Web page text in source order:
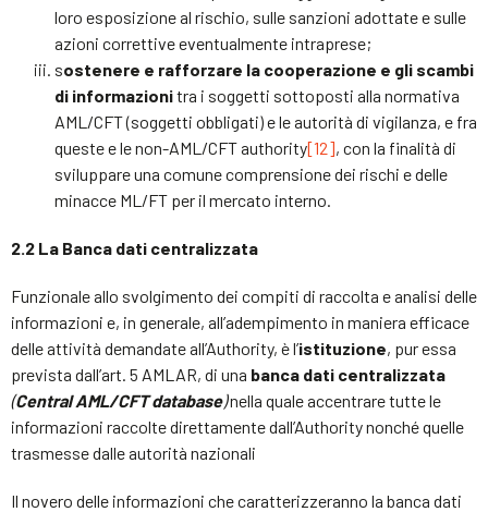
loro esposizione al rischio, sulle sanzioni adottate e sulle
azioni correttive eventualmente intraprese;
sostenere e rafforzare la cooperazione e gli scambi
di informazionitra i soggetti sottoposti alla normativa
AML/CFT (soggetti obbligati) e le autorità di vigilanza, e fra
queste e le non-AML/CFT authority[12], con la finalità di
sviluppare una comune comprensione dei rischi e delle
minacce ML/FT per il mercato interno.
2.2 La Banca dati centralizzata
Funzionale allo svolgimento dei compiti di raccolta e analisi delle
informazioni e, in generale, all’adempimento in maniera efficace
delle attività demandate all’Authority, è l’istituzione, pur essa
prevista dall’art. 5 AMLAR, di una banca dati centralizzata
(Central AML/CFT database)nella quale accentrare tutte le
informazioni raccolte direttamente dall’Authority nonché quelle
trasmesse dalle autorità nazionali
Il novero delle informazioni che caratterizzeranno la banca dati